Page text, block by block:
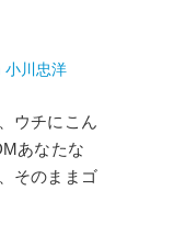
小川忠洋
ウチにこん
あなたな
そのままゴ